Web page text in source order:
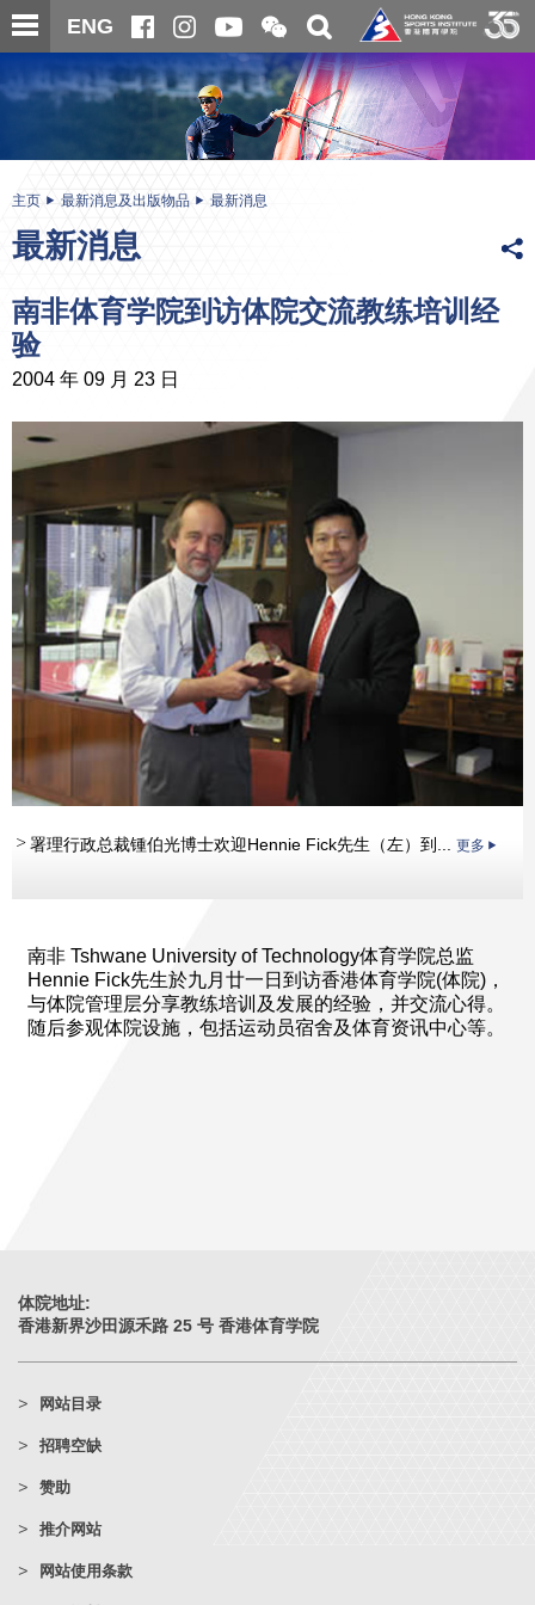
跳
至
内
ENG
开
合
微
信
二
维
码
关
搜
寻
内
主页 最新消息及出版物品 最新消息
最新消息
南非体育学院到访体院交流教练培训经
验
2004 年 09 月 23 日
署理行政总裁锺伯光博士欢迎Hennie Fick先生（左）到... 更多
南非 Tshwane University of Technology体育学院总监
Hennie Fick先生於九月廿一日到访香港体育学院(体院)，
与体院管理层分享教练培训及发展的经验，并交流心得。
随后参观体院设施，包括运动员宿舍及体育资讯中心等。
体院地址:
香港新界沙田源禾路 25 号 香港体育学院
网站目录
招聘空缺
赞助
推介网站
网站使用条款